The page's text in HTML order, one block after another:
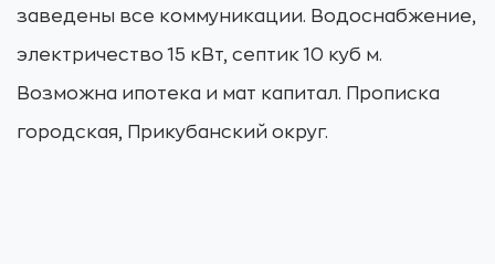
заведены все коммуникации. Водоснабжение,
электричество 15 кВт, септик 10 куб м.
Возможна ипотека и мат капитал. Прописка
городская, Прикубанский округ.